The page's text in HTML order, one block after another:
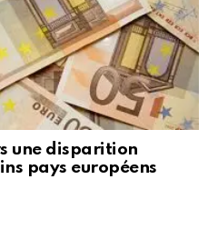
une disparition
pays européens